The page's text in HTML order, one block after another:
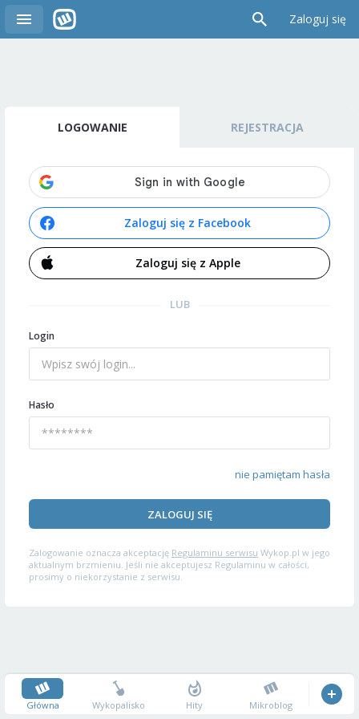
Zaloguj się
LOGOWANIE REJESTRACJA
Zaloguj się z Facebook
Zaloguj się z Apple
LUB
Login
Hasło
nie pamiętam hasła
ZALOGUJ SIĘ
Zalogowanie oznacza akceptację Regulaminu serwisu Wykop.pl w jego
aktualnym brzmieniu. Jeśli nie akceptujesz Regulaminu w całości,
prosimy o niekorzystanie z serwisu.
Główna Wykopalisko Hity Mikroblog